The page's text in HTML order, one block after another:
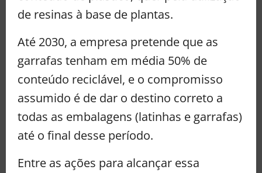
de resinas à base de plantas.
Até 2030, a empresa pretende que as
garrafas tenham em média 50% de
conteúdo reciclável, e o compromisso
assumido é de dar o destino correto a
todas as embalagens (latinhas e garrafas)
até o final desse período.
Entre as ações para alcançar essa